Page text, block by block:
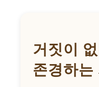
거짓이
존경하는